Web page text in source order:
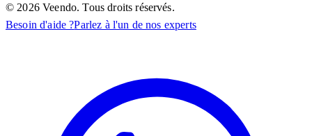
© 2026 Veendo. Tous droits réservés.
Besoin d'aide ?Parlez à l'un de nos experts